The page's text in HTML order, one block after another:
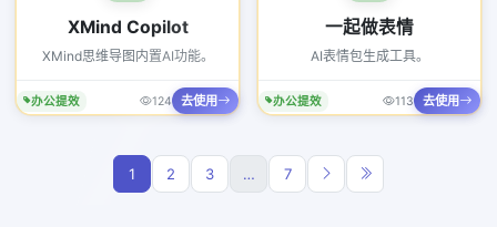
XMind Copilot
XMind思维导图内置AI功能。
办公提效 124 去使用
一起做表情
AI表情包生成工具。
办公提效 113 去使用
1 2 3 … 7